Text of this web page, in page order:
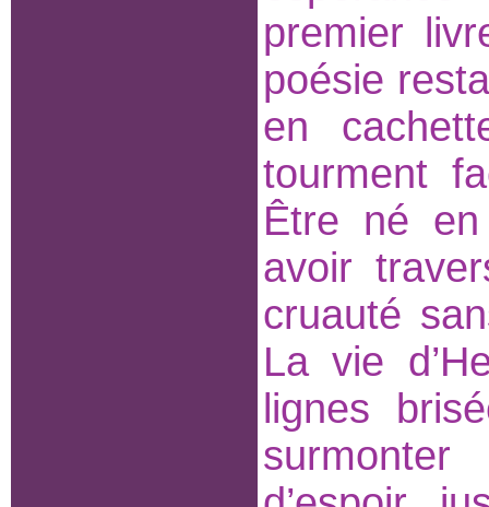
premier
poésie
en
tourment
Être né
avoir
cruauté
La vie
lignes